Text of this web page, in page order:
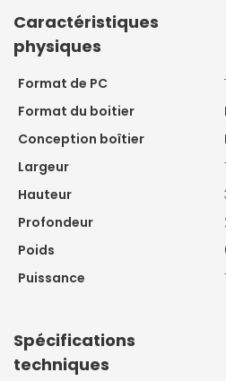
Caractéristiques
physiques
Format de PC
Format du boitier
Conception boîtier
Largeur
Hauteur
Profondeur
Poids
Puissance
Spécifications
techniques